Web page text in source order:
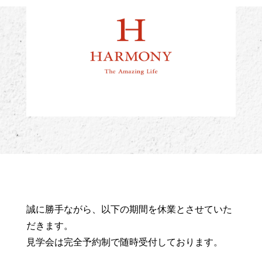
誠に勝手ながら、以下の期間を休業とさせていた
だきます。
見学会は完全予約制で随時受付しております。